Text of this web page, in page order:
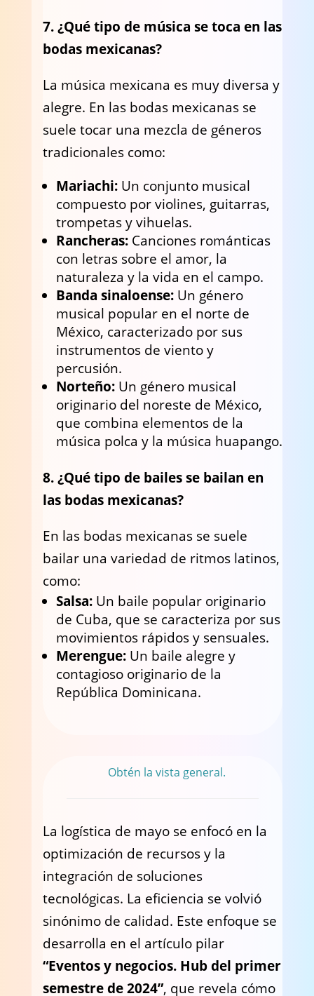
7. ¿Qué tipo de música se toca en las
bodas mexicanas?
La música mexicana es muy diversa y
alegre. En las bodas mexicanas se
suele tocar una mezcla de géneros
tradicionales como:
Mariachi:Un conjunto musical
compuesto por violines, guitarras,
trompetas y vihuelas.
Rancheras:Canciones románticas
con letras sobre el amor, la
naturaleza y la vida en el campo.
Banda sinaloense:Un género
musical popular en el norte de
México, caracterizado por sus
instrumentos de viento y
percusión.
Norteño:Un género musical
originario del noreste de México,
que combina elementos de la
música polca y la música huapango.
8. ¿Qué tipo de bailes se bailan en
las bodas mexicanas?
En las bodas mexicanas se suele
bailar una variedad de ritmos latinos,
como:
Salsa:Un baile popular originario
de Cuba, que se caracteriza por sus
movimientos rápidos y sensuales.
Merengue:Un baile alegre y
contagioso originario de la
República Dominicana.
Obtén la vista general.
La logística de mayo se enfocó en la
optimización de recursos y la
integración de soluciones
tecnológicas. La eficiencia se volvió
sinónimo de calidad. Este enfoque se
desarrolla en el artículo pilar
“Eventos y negocios. Hub del primer
semestre de 2024”, que revela cómo